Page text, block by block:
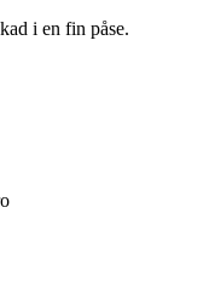
i en fin påse.